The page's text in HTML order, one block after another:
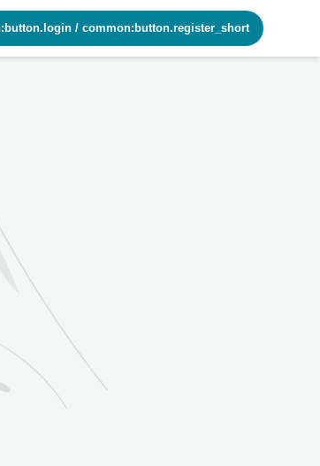
/ common:button.register_short